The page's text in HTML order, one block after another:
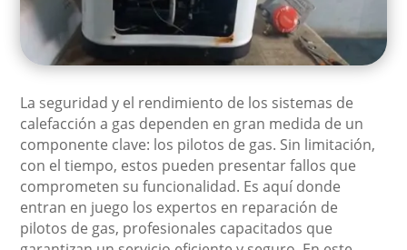
La seguridad y el rendimiento de los sistemas de
calefacción a gas dependen en gran medida de un
componente clave: los pilotos de gas. Sin limitación,
con el tiempo, estos pueden presentar fallos que
comprometen su funcionalidad. Es aquí donde
entran en juego los expertos en reparación de
pilotos de gas, profesionales capacitados que